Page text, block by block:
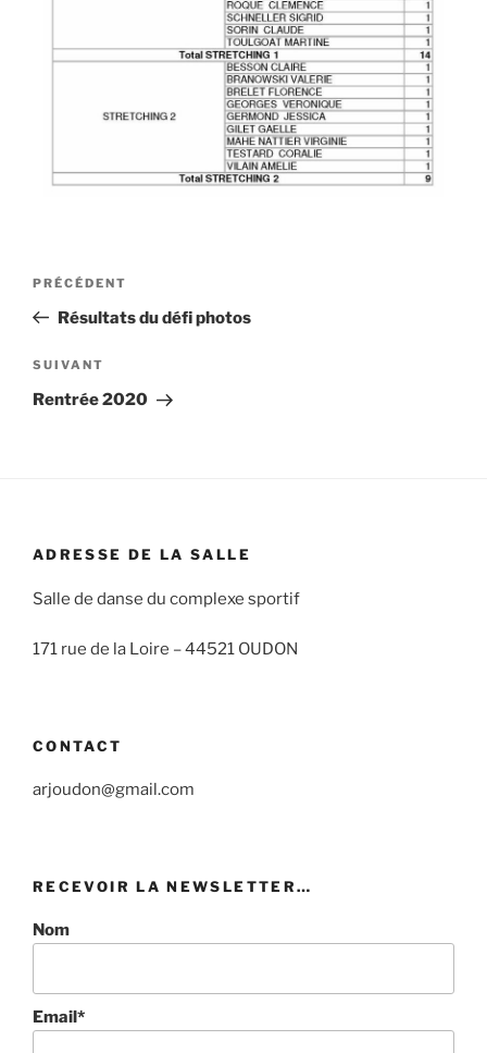
PRÉCÉDENT
Résultats du défi photos
SUIVANT
Rentrée 2020
ADRESSE DE LA SALLE
Salle de danse du complexe sportif
171 rue de la Loire –44521 OUDON
CONTACT
arjoudon@gmail.com
RECEVOIR LA NEWSLETTER…
Nom
Email*